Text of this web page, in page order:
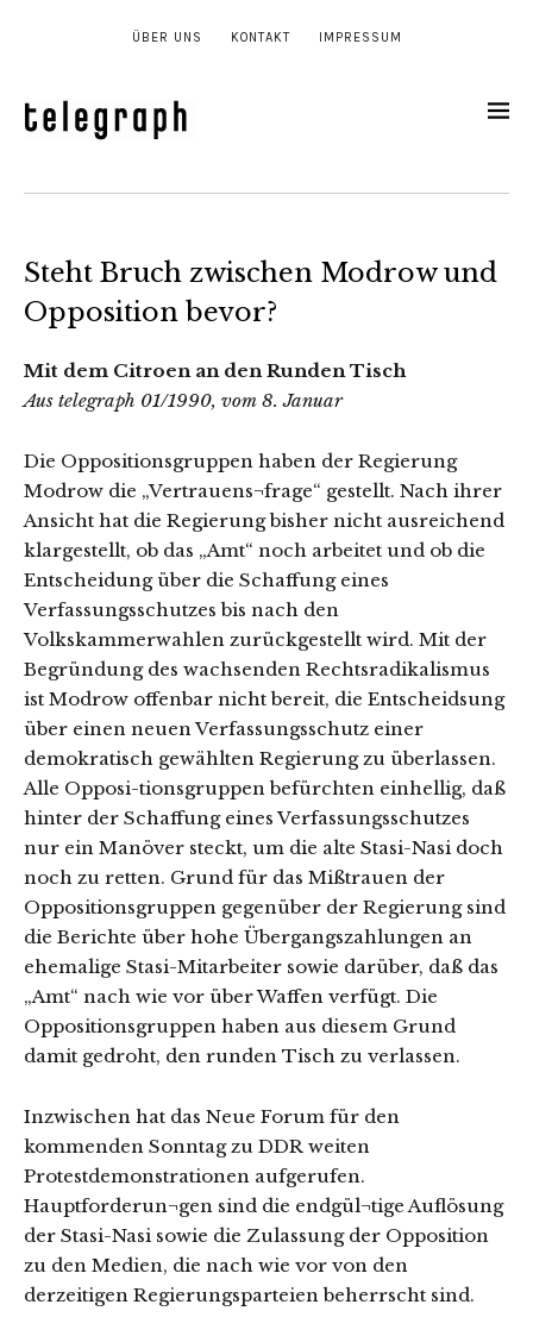
ÜBER UNS KONTAKT IMPRESSUM
Steht Bruch zwischen Modrow und
Opposition bevor?
Mit dem Citroen an den Runden Tisch
Aus telegraph 01/1990, vom 8. Januar
Die Oppositionsgruppen haben der Regierung
Modrow die „Vertrauens¬frage“ gestellt. Nach ihrer
Ansicht hat die Regierung bisher nicht ausreichend
klargestellt, ob das „Amt“ noch arbeitet und ob die
Entscheidung über die Schaffung eines
Verfassungsschutzes bis nach den
Volkskammerwahlen zurückgestellt wird. Mit der
Begründung des wachsenden Rechtsradikalismus
ist Modrow offenbar nicht bereit, die Entscheidsung
über einen neuen Verfassungsschutz einer
demokratisch gewählten Regierung zu überlassen.
Alle Opposi-tionsgruppen befürchten einhellig, daß
hinter der Schaffung eines Verfassungsschutzes
nur ein Manöver steckt, um die alte Stasi-Nasi doch
noch zu retten. Grund für das Mißtrauen der
Oppositionsgruppen gegenüber der Regierung sind
die Berichte über hohe Übergangszahlungen an
ehemalige Stasi-Mitarbeiter sowie darüber, daß das
„Amt“ nach wie vor über Waffen verfügt. Die
Oppositionsgruppen haben aus diesem Grund
damit gedroht, den runden Tisch zu verlassen.
Inzwischen hat das Neue Forum für den
kommenden Sonntag zu DDR weiten
Protestdemonstrationen aufgerufen.
Hauptforderun¬gen sind die endgül¬tige Auflösung
der Stasi-Nasi sowie die Zulassung der Opposition
zu den Medien, die nach wie vor von den
derzeitigen Regierungsparteien beherrscht sind.